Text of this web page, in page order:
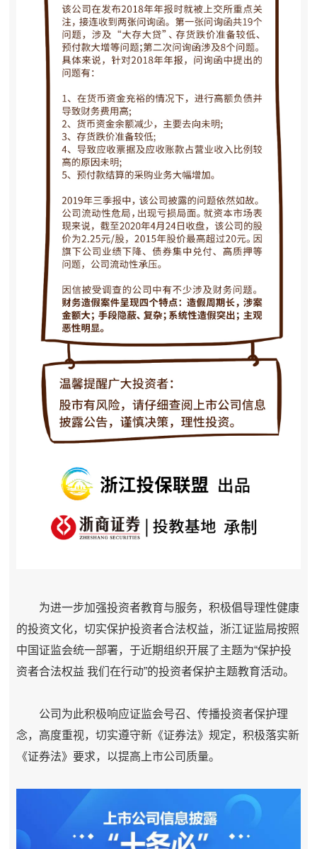
为进一步加强投资者教育与服务，积极倡导理性健康
的投资文化，切实保护投资者合法权益，浙江证监局按照
中国证监会统一部署，于近期组织开展了主题为“保护投
资者合法权益 我们在行动”的投资者保护主题教育活动。
公司为此积极响应证监会号召、传播投资者保护理
念，高度重视，切实遵守新《证券法》规定，积极落实新
《证券法》要求，以提高上市公司质量。